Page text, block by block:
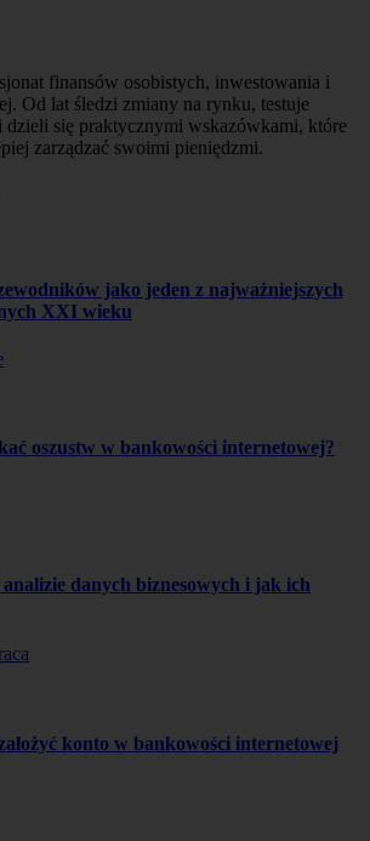
finansów osobistych, inwestowania i
Od lat śledzi zmiany na rynku, testuje
dzieli się praktycznymi wskazówkami, które
zarządzać swoimi pieniędzmi.
jako jeden z najważniejszych
XXI wieku
oszustw w bankowości internetowej?
analizie danych biznesowych i jak ich
konto w bankowości internetowej